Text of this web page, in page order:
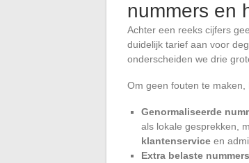
nummers en
Achter een reeks cijfers
duidelijk tarief aan voor
onderscheiden we drie
Om geen fouten te
Genormaliseerde
als lokale gesprekken,
klantenservice en
Extra belaste nummers